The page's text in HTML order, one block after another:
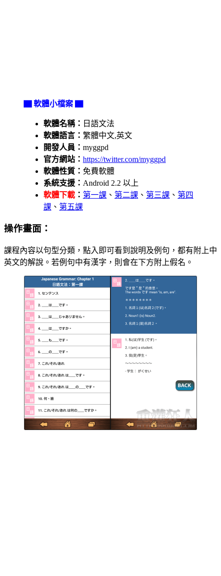
▇ 軟體小檔案 ▇
軟體名稱： 日語文法
軟體語言： 繁體中文,英文
開發人員： myggpd
官方網站： https://twitter.com/myggpd
軟體性質： 免費軟體
系統支援： Android 2.2 以上
軟體下載 ： 第一課 、 第二課 、 第三課 、 第四
課 、 第五課
操作畫面：
課程內容以句型分類，點入即可看到說明及例句，都有附上中
英文的解說。若例句中有漢字，則會在下方附上假名。